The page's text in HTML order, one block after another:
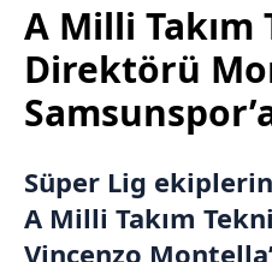
A Milli Takım
Direktörü
Süper Lig
A Milli Takım
Vincenzo